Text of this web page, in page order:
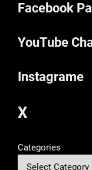
Facebook
YouTube
Instagrame
X
Categories